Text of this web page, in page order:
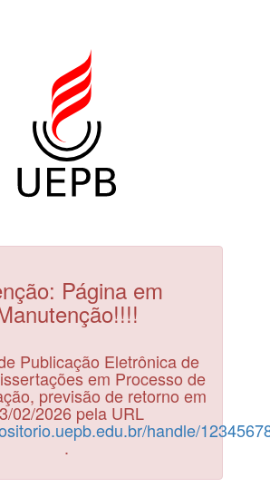
Página em
Publicação Eletrônica de
em Processo de
previsão de retorno em
02/2026 pela URL
handle/
.